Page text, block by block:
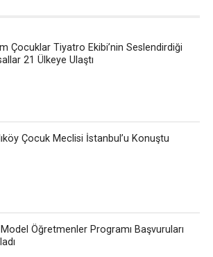
Çocuklar Tiyatro Ekibi’nin Seslendirdiği
21 Ülkeye Ulaştı
Çocuk Meclisi İstanbul’u Konuştu
Öğretmenler Programı Başvuruları